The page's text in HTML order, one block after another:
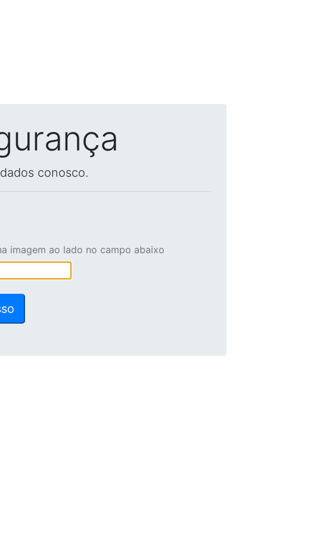
conosco.
imagem ao lado no campo abaixo